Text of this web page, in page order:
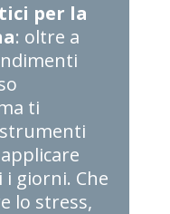
per la
: oltre a
ti
giorni. Che
lo stress,